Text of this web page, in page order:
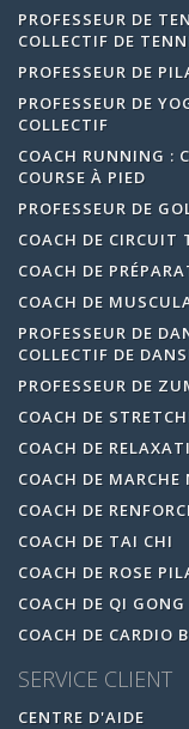
PROFESSEUR DE
COLLECTIF DE
PROFESSEUR DE
PROFESSEUR DE
COLLECTIF
COACH RUNNING :
COURSE À PIED
PROFESSEUR DE
COACH DE CIRCUIT
COACH DE
COACH DE
PROFESSEUR DE
COLLECTIF DE
PROFESSEUR DE
COACH DE
COACH DE
COACH DE MARCHE
COACH DE
COACH DE TAI CHI
COACH DE ROSE
COACH DE QI GONG
COACH DE CARDIO
SERVICE CLIENT
CENTRE D'AIDE